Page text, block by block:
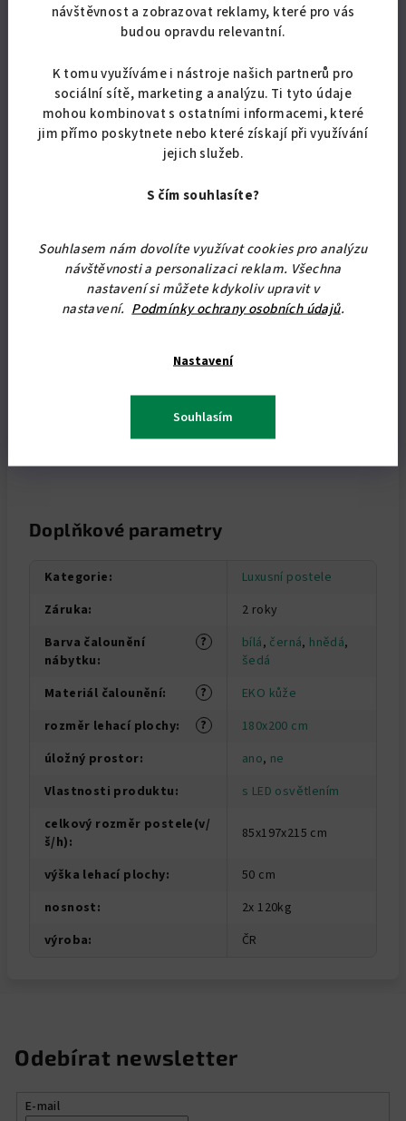
návštěvnost a zobrazovat reklamy, které pro vás
budou opravdu relevantní.
K tomu využíváme i nástroje našich partnerů pro
sociální sítě, marketing a analýzu. Ti tyto údaje
mohou kombinovat s ostatními informacemi, které
jim přímo poskytnete nebo které získají při využívání
jejich služeb.
S čím souhlasíte?
Souhlasem nám dovolíte využívat cookies pro analýzu
návštěvnosti a personalizaci reklam. Všechna
nastavení si můžete kdykoliv upravit v
nastavení. Podmínky ochrany osobních údajů.
Nastavení
Souhlasím
V bocích postele jsou zabudované hliníkové lišty s led
je vypínač (bezpečné napětí 12V). Tento Vám umožní
pohodlné rozsvícení bez jakéhokoliv vstávání z postele.
Vypínač je umístěn uprostřed čela postele, na dosah Vaší
ruky. Světlo je příjemné, intimní, není určeno pro čtení.
200x160 cm.
neplatíte nic navíc.Platba hotově při dovozu, záruka
24 měsíců.
Doba dodání je přibližně 3 až 10 pracovních dnů. Před
jezdí sám, nemůže Vám pomoci s výnosem do domu.
Doplňkové parametry
Kategorie:
Luxusní postele
Záruka:
2 roky
?
Barva čalounění
nábytku:
bílá, černá, hnědá,
šedá
?
Materiál čalounění:
EKO kůže
?
rozměr lehací plochy:
180x200 cm
úložný prostor: ano, ne
Vlastnosti produktu:
s LED osvětlením
celkový rozměr postele(v/
š/h): 85x197x215 cm
výška lehací plochy:
50 cm
nosnost:
2x 120kg
výroba: ČR
Odebírat newsletter
E-mail